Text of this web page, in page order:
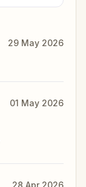
29 May 2026
01 May 2026
28 Apr 2026